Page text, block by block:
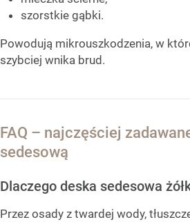
szorstkie gąbki.
Powodują mikrouszkodzenia, w
szybciej wnika brud.
FAQ – najczęściej
sedesową
Dlaczego deska sedesowa
Przez osady z twardej wody,